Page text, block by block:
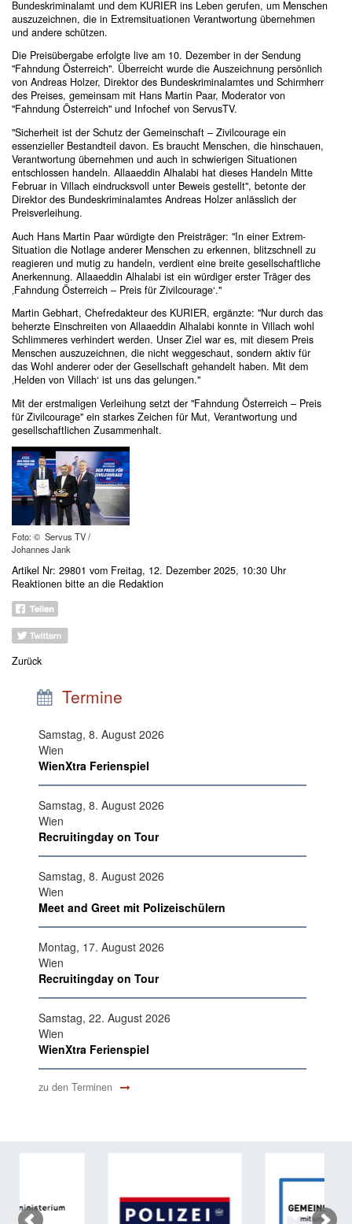
Bundeskriminalamt und dem KURIER ins Leben gerufen, um Menschen
auszuzeichnen, die in Extremsituationen Verantwortung übernehmen
und andere schützen.
Die Preisübergabe erfolgte live am 10. Dezember in der Sendung
"Fahndung Österreich". Überreicht wurde die Auszeichnung persönlich
von Andreas Holzer, Direktor des Bundeskriminalamtes und Schirmherr
des Preises, gemeinsam mit Hans Martin Paar, Moderator von
"Fahndung Österreich" und Infochef von ServusTV.
"Sicherheit ist der Schutz der Gemeinschaft – Zivilcourage ein
essenzieller Bestandteil davon. Es braucht Menschen, die hinschauen,
Verantwortung übernehmen und auch in schwierigen Situationen
entschlossen handeln. Allaaeddin Alhalabi hat dieses Handeln Mitte
Februar in Villach eindrucksvoll unter Beweis gestellt", betonte der
Direktor des Bundeskriminalamtes Andreas Holzer anlässlich der
Preisverleihung.
Auch Hans Martin Paar würdigte den Preisträger: "In einer Extrem-
Situation die Notlage anderer Menschen zu erkennen, blitzschnell zu
reagieren und mutig zu handeln, verdient eine breite gesellschaftliche
Anerkennung. Allaaeddin Alhalabi ist ein würdiger erster Träger des
‚Fahndung Österreich – Preis für Zivilcourage‘."
Martin Gebhart, Chefredakteur des KURIER, ergänzte: "Nur durch das
beherzte Einschreiten von Allaaeddin Alhalabi konnte in Villach wohl
Schlimmeres verhindert werden. Unser Ziel war es, mit diesem Preis
Menschen auszuzeichnen, die nicht weggeschaut, sondern aktiv für
das Wohl anderer oder der Gesellschaft gehandelt haben. Mit dem
‚Helden von Villach‘ ist uns das gelungen."
Mit der erstmaligen Verleihung setzt der "Fahndung Österreich – Preis
für Zivilcourage" ein starkes Zeichen für Mut, Verantwortung und
gesellschaftlichen Zusammenhalt.
Foto: © Servus TV /
Johannes Jank
Artikel Nr: 29801 vom Freitag, 12. Dezember 2025, 10:30 Uhr
Reaktionen bitte an die Redaktion
Zurück
Termine
Samstag, 8. August 2026
Wien
WienXtra Ferienspiel
Samstag, 8. August 2026
Wien
Recruitingday on Tour
Samstag, 8. August 2026
Wien
Meet and Greet mit Polizeischülern
Montag, 17. August 2026
Wien
Recruitingday on Tour
Samstag, 22. August 2026
Wien
WienXtra Ferienspiel
zu den Terminen